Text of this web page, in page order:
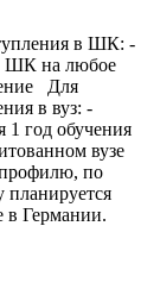
в ШК: -
ШК на любое
Для
в вуз: -
1 год обучения
вузе
по
планируется
в Германии.